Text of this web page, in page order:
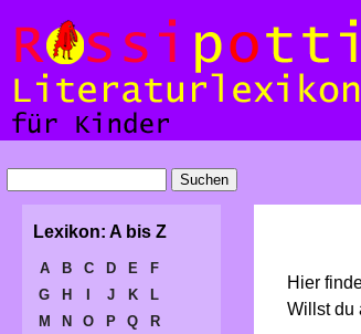
Hier
Willst du
Lexikon: A bis Z
A B C D E
F
G
H J K
L
M
N O P Q
R